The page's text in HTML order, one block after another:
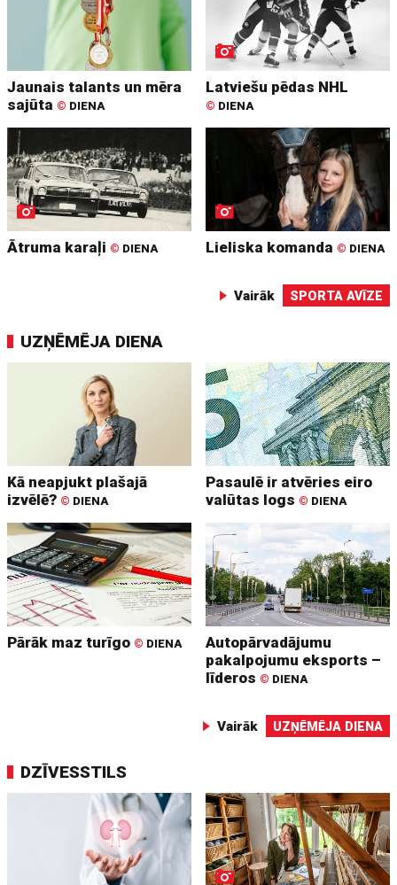
Jaunais talants un mēra
sajūta © DIENA
Latviešu pēdas NHL
© DIENA
Ātruma karaļi © DIENA Lieliska komanda © DIENA
Vairāk SPORTA AVĪZE
UZŅĒMĒJA DIENA
Kā neapjukt plašajā
izvēlē? © DIENA
Pasaulē ir atvēries eiro
valūtas logs © DIENA
Pārāk maz turīgo © DIENA
Autopārvadājumu
pakalpojumu eksports –
līderos © DIENA
Vairāk UZŅĒMĒJA DIENA
DZĪVESSTILS